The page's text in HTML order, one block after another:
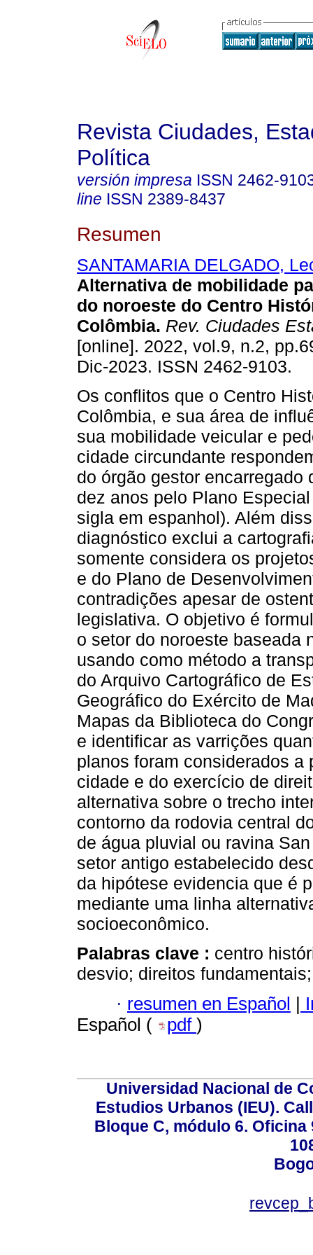
Revista Ciudades,
Política
versión impresa ISSN 2462-
line ISSN 2389-8437
Resumen
SANTAMARIA DELGADO,
Alternativa de mobilidade
do noroeste do Centro
Colômbia. Rev. Ciudades
[online]. 2022, vol.9, n.2,
Dic-2023. ISSN 2462-9103.
Os conflitos que o Centro
Colômbia, e sua área de
sua mobilidade veicular e
cidade circundante
do órgão gestor
dez anos pelo Plano
sigla em espanhol). Além
diagnóstico exclui a
somente considera os
e do Plano de
contradições apesar de
legislativa. O objetivo é
o setor do noroeste baseada
usando como método a
do Arquivo Cartográfico de
Geográfico do Exército de
Mapas da Biblioteca do
e identificar as varrições
planos foram considerados a
cidade e do exercício de
alternativa sobre o trecho
contorno da rodovia central
de água pluvial ou ravina
setor antigo estabelecido
da hipótese evidencia que é
mediante uma linha
socioeconômico.
Palabras clave : centro
desvio; direitos
· resumen en Español |
Español (
pdf )
Universidad Nacional de
Estudios Urbanos (IEU).
Bloque C, módulo 6. Oficina